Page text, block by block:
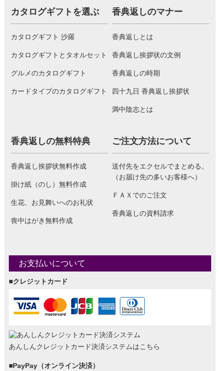
カタログギフトを選ぶ
カタログギフト 沙羅
カタログギフトとタオルセット
グルメのカタログギフト
カードタイプのカタログギフト
香典返しのマナー
香典返しとは
香典返し挨拶状の文例
香典返しの時期
四十九日 香典返し挨拶状
満中陰志とは
香典返しの無料特典
香典返し挨拶状無料作成
掛け紙（のし）無料作成
生花、お見舞いへのお礼状
喪中はがき無料作成
ご注文方法について
送付先をエクセルでまとめる。
（お届け先の多いお客様へ）
ＦＡＸでのご注文
香典返しの資料請求
お支払いについて
■クレジットカード
あんしんクレジットカード決済システムはこちら
■PayPay（オンライン決済）